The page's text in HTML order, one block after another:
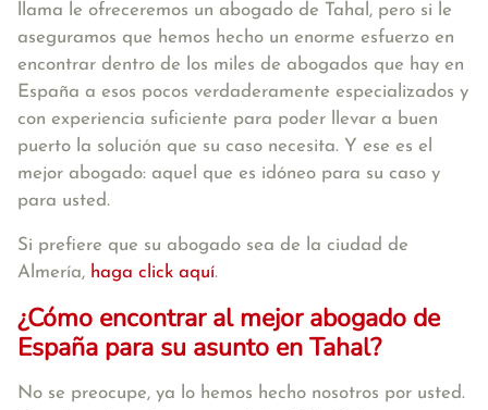
llama le ofreceremos un abogado de Tahal, pero si le
aseguramos que hemos hecho un enorme esfuerzo en
encontrar dentro de los miles de abogados que hay en
España a esos pocos verdaderamente especializados y
con experiencia suficiente para poder llevar a buen
puerto la solución que su caso necesita. Y ese es el
mejor abogado: aquel que es idóneo para su caso y
para usted.
Si prefiere que su abogado sea de la ciudad de
Almería, haga click aquí.
¿Cómo encontrar al mejor abogado de
España para su asunto en Tahal?
No se preocupe, ya lo hemos hecho nosotros por usted.